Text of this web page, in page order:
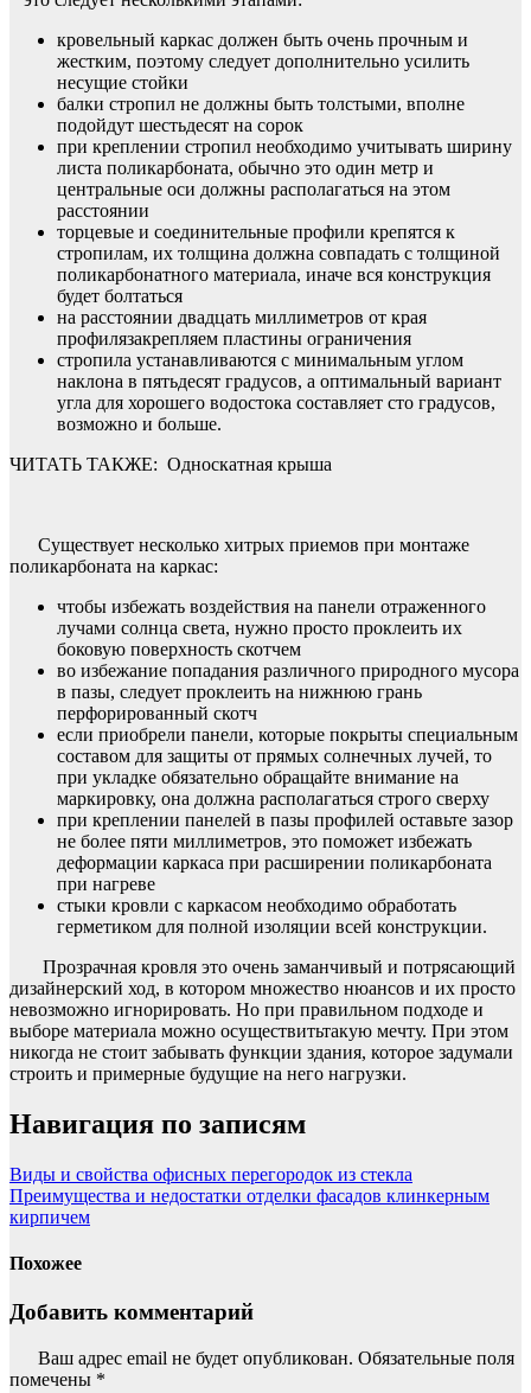
кровельный каркас должен быть очень прочным и
жестким, поэтому следует дополнительно усилить
несущие стойки
балки стропил не должны быть толстыми, вполне
подойдут шестьдесят на сорок
при креплении стропил необходимо учитывать ширину
листа поликарбоната, обычно это один метр и
центральные оси должны располагаться на этом
расстоянии
торцевые и соединительные профили крепятся к
стропилам, их толщина должна совпадать с толщиной
поликарбонатного материала, иначе вся конструкция
будет болтаться
на расстоянии двадцать миллиметров от края
профилязакрепляем пластины ограничения
стропила устанавливаются с минимальным углом
наклона в пятьдесят градусов, а оптимальный вариант
угла для хорошего водостока составляет сто градусов,
возможно и больше.
ЧИТАТЬ ТАКЖЕ: Односкатная крыша
Существует несколько хитрых приемов при монтаже
поликарбоната на каркас:
чтобы избежать воздействия на панели отраженного
лучами солнца света, нужно просто проклеить их
боковую поверхность скотчем
во избежание попадания различного природного мусора
в пазы, следует проклеить на нижнюю грань
перфорированный скотч
если приобрели панели, которые покрыты специальным
составом для защиты от прямых солнечных лучей, то
при укладке обязательно обращайте внимание на
маркировку, она должна располагаться строго сверху
при креплении панелей в пазы профилей оставьте зазор
не более пяти миллиметров, это поможет избежать
деформации каркаса при расширении поликарбоната
при нагреве
стыки кровли с каркасом необходимо обработать
герметиком для полной изоляции всей конструкции.
Прозрачная кровля это очень заманчивый и потрясающий
дизайнерский ход, в котором множество нюансов и их просто
невозможно игнорировать. Но при правильном подходе и
выборе материала можно осуществитьтакую мечту. При этом
никогда не стоит забывать функции здания, которое задумали
строить и примерные будущие на него нагрузки.
Навигация по записям
Виды и свойства офисных перегородок из стекла
Преимущества и недостатки отделки фасадов клинкерным
кирпичем
Похожее
Добавить комментарий
Ваш адрес email не будет опубликован. Обязательные поля
помечены *